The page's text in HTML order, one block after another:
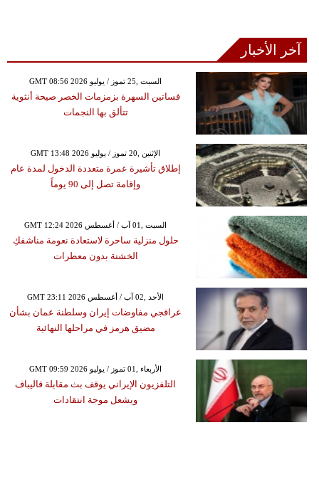
آخر الأخبار
GMT 08:56 2026 السبت ,25 تموز / يوليو
فساتين السهرة بزمزمات الخصر صيحة أنثوية
تتألق بها النجمات
GMT 13:48 2026 الإثنين ,20 تموز / يوليو
إطلاق تأشيرة عمرة متعددة الدخول لمدة عام
وإقامة تصل إلى 90 يوماً
GMT 12:24 2026 السبت ,01 آب / أغسطس
حلول منزلية ساحرة لاستعادة نعومة مناشفكِ
الخشنة بدون معطرات
GMT 23:11 2026 الأحد ,02 آب / أغسطس
عراقجي مفاوضات إيران وسلطنة عمان بشأن
مضيق هرمز في مراحلها النهائية
GMT 09:59 2026 الأربعاء ,01 تموز / يوليو
التلفزيون الإيراني يوقف بث مقابلة قاليباف
ويشعل موجة انتقادات